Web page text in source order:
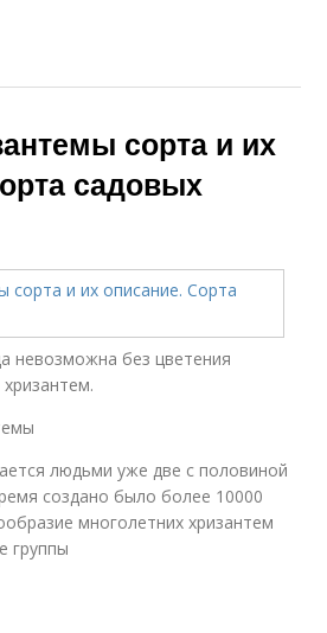
сорта и их
садовых
невозможна без цветения
людьми уже две с половиной
создано было более 10000
многолетних хризантем
группы